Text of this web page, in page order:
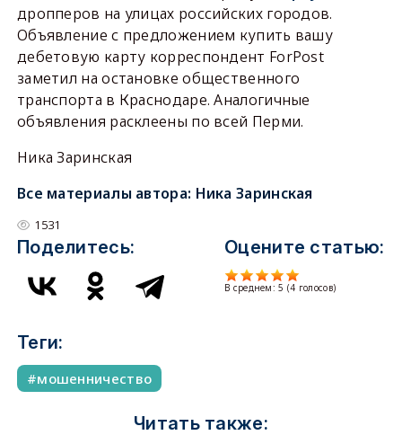
дропперов на улицах российских городов.
Объявление с предложением купить вашу
дебетовую карту корреспондент ForPost
заметил на остановке общественного
транспорта в Краснодаре. Аналогичные
объявления расклеены по всей Перми.
Ника Заринская
Все материалы автора: Ника Заринская
1531
Поделитесь: Оцените статью:
В среднем:5 (4 голосов)
Теги:
мошенничество
Читать также: